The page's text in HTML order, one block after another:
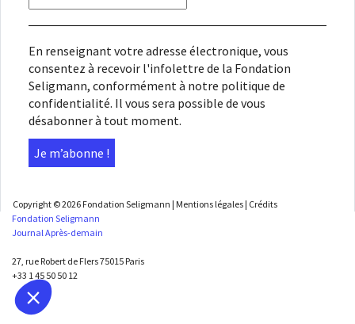
En renseignant votre adresse électronique, vous
consentez à recevoir l'infolettre de la Fondation
Seligmann, conformément à notre politique de
confidentialité. Il vous sera possible de vous
désabonner à tout moment.
Copyright © 2026 Fondation Seligmann | Mentions légales | Crédits
Fondation Seligmann
Journal Après-demain
27, rue Robert de Flers 75015 Paris
+33 1 45 50 50 12